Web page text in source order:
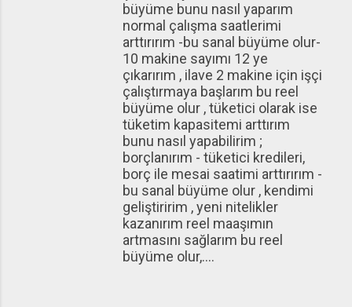
büyüme bunu nasıl yaparım
normal çalışma saatlerimi
arttırırım -bu sanal büyüme olur-
10 makine sayımı 12 ye
çıkarırım , ilave 2 makine için işçi
çalıştırmaya başlarım bu reel
büyüme olur , tüketici olarak ise
tüketim kapasitemi arttırım
bunu nasıl yapabilirim ;
borçlanırım - tüketici kredileri,
borç ile mesai saatimi arttırırım -
bu sanal büyüme olur , kendimi
geliştiririm , yeni nitelikler
kazanırım reel maaşımın
artmasını sağlarım bu reel
büyüme olur,....